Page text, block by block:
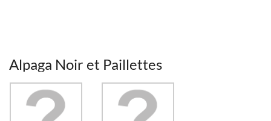
Alpaga Noir et Paillettes